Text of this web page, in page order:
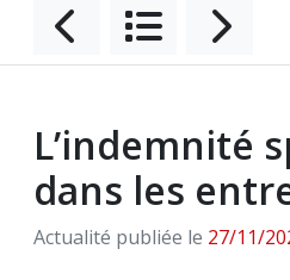
L’indemnité
dans les
Actualité publiée le 27/11/